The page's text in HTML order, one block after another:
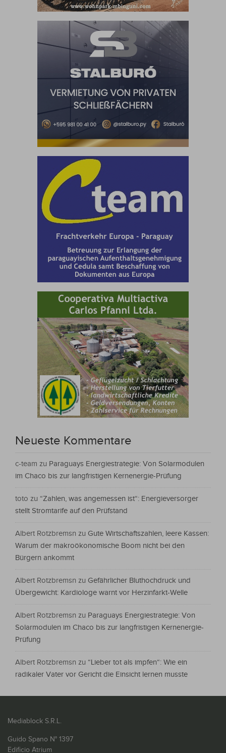
Neueste Kommentare
c-team zu Paraguays Energiestrategie: Von Solarmodulen
im Chaco bis zur langfristigen Kernenergie-Prüfung
toto zu “Zahlen, was angemessen ist“: Energieversorger
stellt Stromtarife auf den Prüfstand
Albert Rotzbremsn zu Gute Wirtschaftszahlen, leere Kassen:
Warum der makroökonomische Boom nicht bei den
Bürgern ankommt
Albert Rotzbremsn zu Gefährlicher Bluthochdruck und
Übergewicht: Kardiologe warnt vor Herzinfarkt-Welle
Albert Rotzbremsn zu Paraguays Energiestrategie: Von
Solarmodulen im Chaco bis zur langfristigen Kernenergie-
Prüfung
Albert Rotzbremsn zu “Lieber tot als impfen“: Wie ein
radikaler Vater vor Gericht die Einsicht lernen musste
Mediablock S.R.L.
Guido Spano N° 1397
Edificio Atrium